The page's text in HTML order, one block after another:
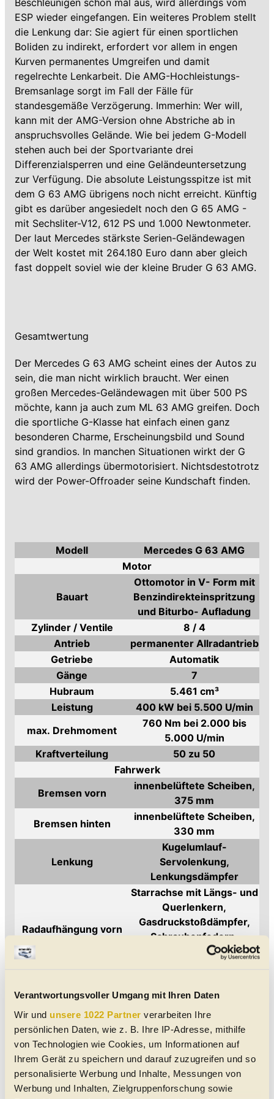
Verantwortungsvoller Umgang mit Ihren Daten
Wir und unsere 1022 Partner verarbeiten Ihre
persönlichen Daten, wie z. B. Ihre IP-Adresse, mithilfe
von Technologien wie Cookies, um Informationen auf
Ihrem Gerät zu speichern und darauf zuzugreifen und so
personalisierte Werbung und Inhalte, Messungen von
Werbung und Inhalten, Zielgruppenforschung sowie
Beschleunigen schon mal aus, wird allerdings vom
ESP wieder eingefangen. Ein weiteres Problem stellt
die Lenkung dar: Sie agiert für einen sportlichen
Boliden zu indirekt, erfordert vor allem in engen
Kurven permanentes Umgreifen und damit
regelrechte Lenkarbeit. Die AMG-Hochleistungs-
Bremsanlage sorgt im Fall der Fälle für
standesgemäße Verzögerung. Immerhin: Wer will,
kann mit der AMG-Version ohne Abstriche ab in
anspruchsvolles Gelände. Wie bei jedem G-Modell
stehen auch bei der Sportvariante drei
Differenzialsperren und eine Geländeuntersetzung
zur Verfügung. Die absolute Leistungsspitze ist mit
dem G 63 AMG übrigens noch nicht erreicht. Künftig
gibt es darüber angesiedelt noch den G 65 AMG -
mit Sechsliter-V12, 612 PS und 1.000 Newtonmeter.
Der laut Mercedes stärkste Serien-Geländewagen
der Welt kostet mit 264.180 Euro dann aber gleich
fast doppelt soviel wie der kleine Bruder G 63 AMG.
Gesamtwertung
Der Mercedes G 63 AMG scheint eines der Autos zu
sein, die man nicht wirklich braucht. Wer einen
großen Mercedes-Geländewagen mit über 500 PS
möchte, kann ja auch zum ML 63 AMG greifen. Doch
die sportliche G-Klasse hat einfach einen ganz
besonderen Charme, Erscheinungsbild und Sound
sind grandios. In manchen Situationen wirkt der G
63 AMG allerdings übermotorisiert. Nichtsdestotrotz
wird der Power-Offroader seine Kundschaft finden.
Modell
Mercedes G 63 AMG
Motor
Bauart
Ottomotor in V- Form mit
Benzindirekteinspritzung
und Biturbo- Aufladung
Zylinder / Ventile
8 / 4
Antrieb
permanenter Allradantrieb
Getriebe
Automatik
Gänge
7
Hubraum
5.461 cm³
Leistung
400 kW bei 5.500 U/min
max. Drehmoment
760 Nm bei 2.000 bis
5.000 U/min
Kraftverteilung
50 zu 50
Fahrwerk
Bremsen vorn
innenbelüftete Scheiben,
375 mm
Bremsen hinten
innenbelüftete Scheiben,
330 mm
Lenkung
Kugelumlauf-
Servolenkung,
Lenkungsdämpfer
Radaufhängung vorn
Starrachse mit Längs- und
Querlenkern,
Gasdruckstoßdämpfer,
Schraubenfedern,
Gummihohlfedern,
Radaufhängung hinten
Querlenkern,
Gasdruckstoßdämpfer,
Schraubenfedern,
Gummihohlfedern
Räder vorn
275/50 R20, 9,5 J x 20
Räder hinten
275/50 R20, 9,5 J x 20
Spurweite vorn
1.501 mm